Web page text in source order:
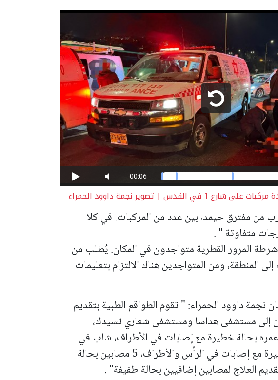
من مفترق حيمد، بين عدد من المركبات. في كلا
متفاوتة " .
المرور القطرية متواجدون في المكان.يُطلب من
المنطقة، ومن المتواجدين هناك الالتزام بتعليمات
نجمة داوود الحمراء: "تقوم الطواقم الطبية بتقديم
ونقل 7 مصابين إلى مستشفى هداسا ومستشفى شعاري تسيدك،
بحالة خطيرة مع إصابات في الأطراف،شاب في
مع إصابات في الرأس والأطراف،
5 مصابين بحالة
العلاج لمصابين إضافيين بحالة طفيفة" .